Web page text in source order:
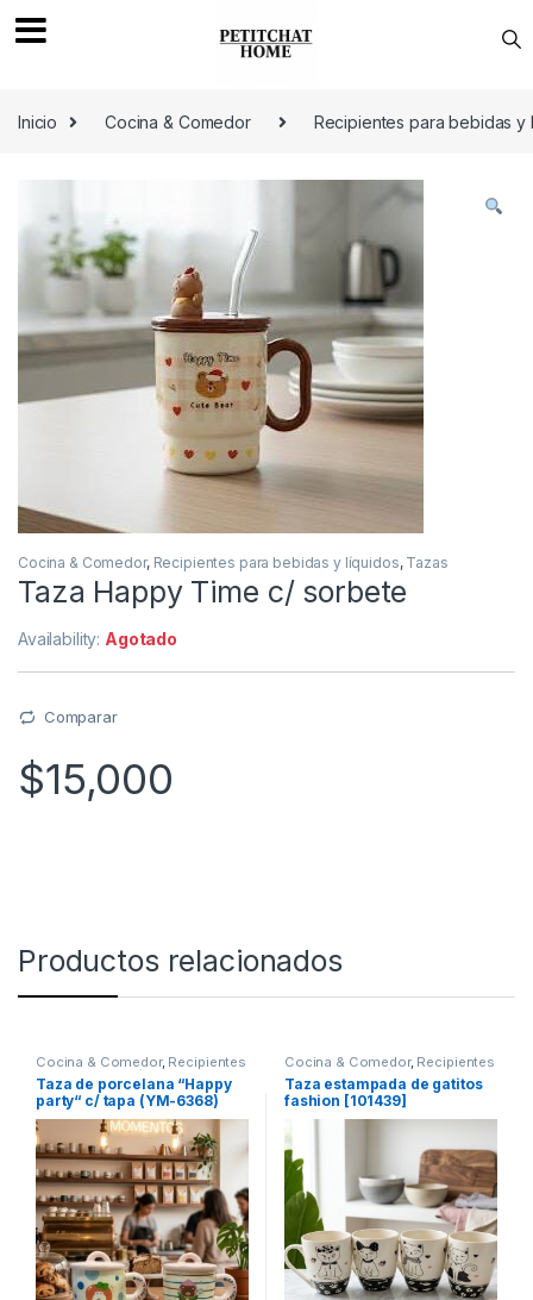
Inicio
Cocina & Comedor Recipientes para bebidas y
Cocina & Comedor, Recipientes para bebidas y líquidos, Tazas
Taza Happy Time c/ sorbete
Availability: Agotado
Comparar
$15,000
Productos relacionados
Cocina & Comedor, Recipientes
para bebidas y líquidos,Tazas
Taza de porcelana “Happy
party“ c/ tapa (YM-6368)
Cocina & Comedor, Recipientes
para bebidas y líquidos Tazas
Taza estampada de gatitos
fashion [101439]